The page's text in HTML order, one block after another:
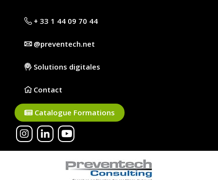
+ 33 1 44 09 70 44
@preventech.net
Solutions digitales
Contact
Catalogue Formations